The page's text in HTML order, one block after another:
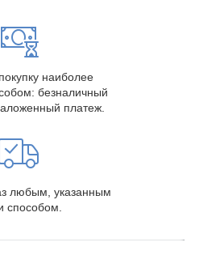
наиболее
безналичный
платеж.
любым, указанным
способом.